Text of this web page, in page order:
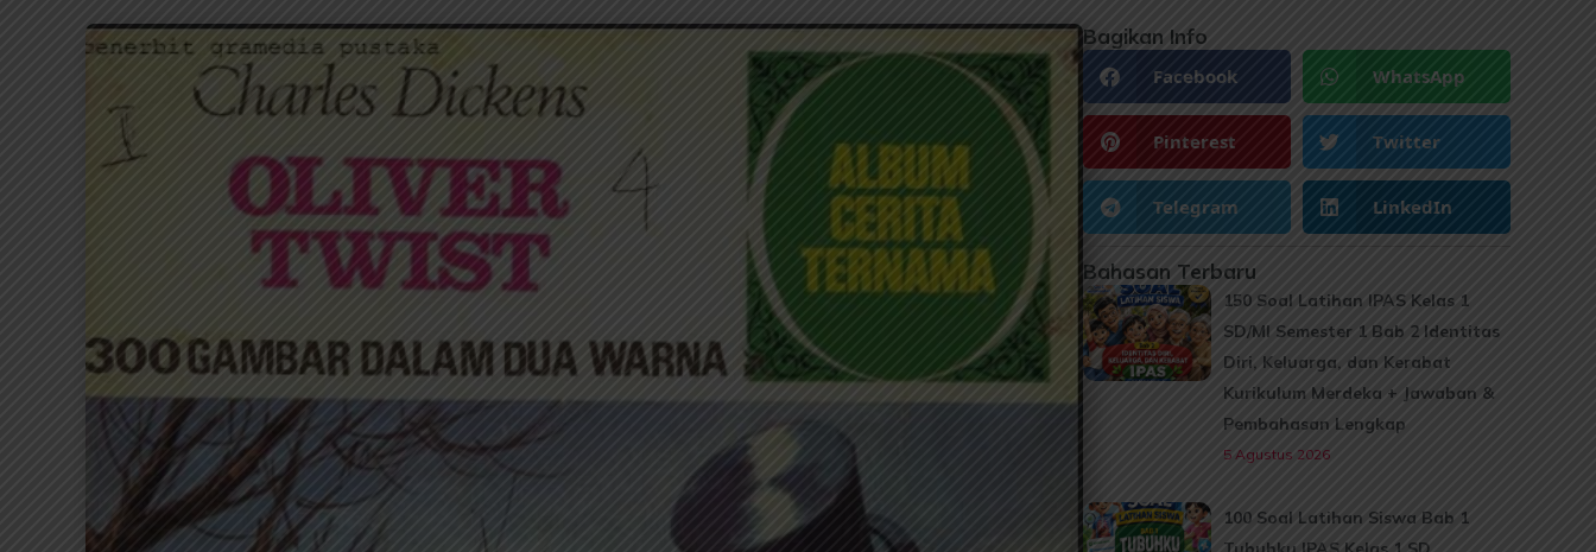
Bagikan Info
Facebook WhatsApp
Pinterest Twitter
Telegram LinkedIn
Bahasan Terbaru
150 Soal Latihan IPAS Kelas 1
SD/MI Semester 1 Bab 2 Identitas
Diri, Keluarga, dan Kerabat
Kurikulum Merdeka + Jawaban &
Pembahasan Lengkap
5 Agustus 2026
100 Soal Latihan Siswa Bab 1